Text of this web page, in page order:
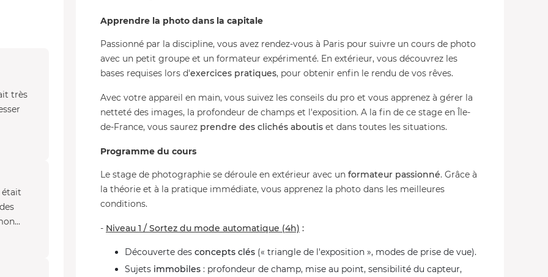
Apprendre la photo dans la capitale
Passionné par la discipline, vous avez rendez-vous à Paris pour suivre un cours de photo
avec un petit groupe et un formateur expérimenté. En extérieur, vous découvrez les
bases requises lors d'exercices pratiques, pour obtenir enfin le rendu de vos rêves.
Avec votre appareil en main, vous suivez les conseils du pro et vous apprenez à gérer la
netteté des images, la profondeur de champs et l'exposition. A la fin de ce stage en Île-
de-France, vous saurez prendre des clichés aboutis et dans toutes les situations.
Programme du cours
Le stage de photographie se déroule en extérieur avec un formateur passionné. Grâce à
la théorie et à la pratique immédiate, vous apprenez la photo dans les meilleures
conditions.
- Niveau 1 / Sortez du mode automatique (4h) :
Découverte des concepts clés (« triangle de l'exposition », modes de prise de vue).
Sujets immobiles : profondeur de champ, mise au point, sensibilité du capteur,
très
était